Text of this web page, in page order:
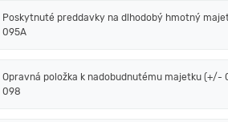
Poskytnuté preddavky na dlhodobý hmotný
095A
Opravná položka k nadobudnutému majetku (+/-
098